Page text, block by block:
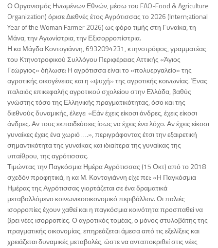
Ο Οργανισμός Ηνωμένων Εθνών, μέσω του FAO-Food & Agriculture
Organization) όρισε Διεθνές έτος Αγρότισσας το 2026 (Intern;ational
Year of the Woman Farmer 2026) ως φόρο τιμής στη Γυναίκα, τη
Μάνα, την Αγωνίστρια, την Εξισορροπίστρια.
Η κα Μάγδα Κοντογιάννη, 6932094231, κτηνοτρόφος, γραμματέας
του Κτηνοτροφικού Συλλόγου Περιφέρειας Αττικής «Άγιος
Γεώργιος» δήλωσε: Η αγρότισσα είναι το «πολυεργαλείο» της
αγροτικής οικογένειας και η «ψυχή» της αγροτικής κοινωνίας. Ένας
παλαιός επικεφαλής αγροτικού σχολείου στην Ελλάδα, βαθύς
γνώστης τόσο της Ελληνικής πραγματικότητας, όσο και της
διεθνούς δυναμικής, έλεγε: «Εάν έχεις είκοσι άνδρες, έχεις είκοσι
άνδρες. Αν τους εκπαιδεύσεις ίσως να έχεις ένα λόχο. Αν έχεις είκοσι
γυναίκες έχεις ένα χωριό ….», περιγράφοντας έτσι την εξαιρετική
σημαντικότητα της γυναίκας και ιδιαίτερα της γυναίκας της
υπαίθρου, της αγρότισσας.
Τιμώντας την Παγκόσμια Ημέρα Αγρότισσας (15 Οκτ) από το 2018
σχεδόν προφητικά, η κα Μ. Κοντογιάννη είχε πει: «Η Παγκόσμια
Ημέρας της Αγρότισσας γιορτάζεται σε ένα δραματικά
μεταβαλλόμενο κοινωνικοοικονομικό περιβάλλον. Οι παλιές
ισορροπίες έχουν χαθεί και η παγκόσμια κοινότητα προσπαθεί να
βρει νέες ισορροπίες. Ο αγροτικός τομέας, ο μόνος στυλοβάτης της
πραγματικής οικονομίας, επηρεάζεται άμεσα από τις εξελίξεις και
χρειάζεται δυναμικές μεταβολές, ώστε να ανταποκριθεί στις νέες